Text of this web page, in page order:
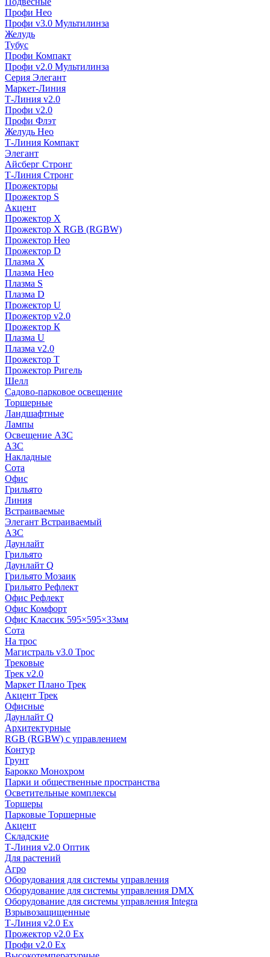
Профи Нео
Профи v3.0 Мультилинза
Желудь
Тубус
Профи Компакт
Профи v2.0 Мультилинза
Серия Элегант
Маркет-Линия
Т-Линия v2.0
Профи v2.0
Профи Флэт
Желудь Нео
Т-Линия Компакт
Элегант
Айсберг Стронг
Т-Линия Стронг
Прожекторы
Прожектор S
Акцент
Прожектор X
Прожектор Х RGB (RGBW)
Прожектор Нео
Прожектор D
Плазма X
Плазма Нео
Плазма S
Плазма D
Прожектор U
Прожектор v2.0
Прожектор К
Плазма U
Плазма v2.0
Прожектор Т
Прожектор Ригель
Шелл
Садово-парковое освещение
Торшерные
Ландшафтные
Лампы
Освещение АЗС
АЗС
Накладные
Сота
Офис
Грильято
Линия
Встраиваемые
Элегант Встраиваемый
АЗС
Даунлайт
Грильято
Даунлайт Q
Грильято Мозаик
Грильято Рефлект
Офис Рефлект
Офис Комфорт
Офис Классик 595×595×33мм
Сота
На трос
Магистраль v3.0 Трос
Трековые
Трек v2.0
Маркет Плано Трек
Акцент Трек
Офисные
Даунлайт Q
Архитектурные
RGB (RGBW) с управлением
Контур
Грунт
Барокко Монохром
Парки и общественные пространства
Осветительные комплексы
Торшеры
Парковые Торшерные
Акцент
Складские
Т-Линия v2.0 Оптик
Для растений
Агро
Оборудования для системы управления
Оборудование для системы управления DMX
Оборудование для системы управления Integra
Взрывозащищенные
Т-Линия v2.0 Ex
Прожектор v2.0 Ex
Профи v2.0 Ex